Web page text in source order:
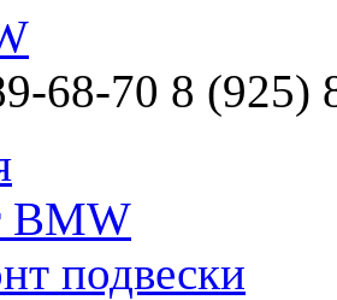
68-70 8 (925)
BMW
подвески